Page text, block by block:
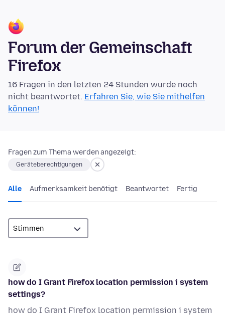
Forum der Gemeinschaft
Firefox
16 Fragen in den letzten 24 Stunden wurde noch
nicht beantwortet. Erfahren Sie, wie Sie mithelfen
können!
Fragen zum Thema werden angezeigt:
Geräteberechtigungen
Alle Aufmerksamkeit benötigt Beantwortet Fertig
how do I Grant Firefox location permission i system
settings?
how do I Grant Firefox location permission i system